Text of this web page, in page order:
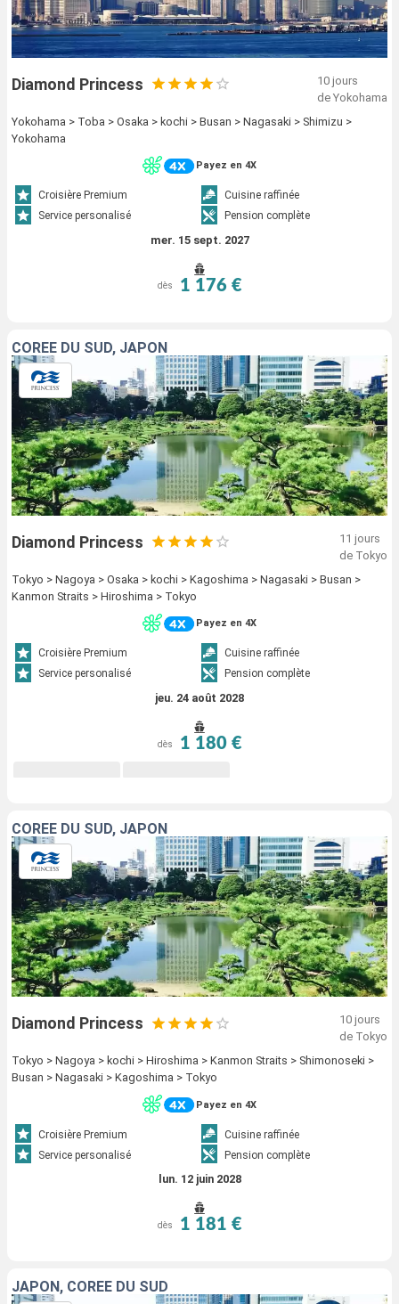
Diamond Princess
10 jours
de Yokohama
Yokohama > Toba > Osaka > kochi > Busan > Nagasaki > Shimizu >
Yokohama
Payez en 4X
Croisière Premium
Cuisine raffinée
Service personalisé
Pension complète
mer. 15 sept. 2027
dès 1 176 €
CORÉE DU SUD, JAPON
Diamond Princess
11 jours
de Tokyo
Tokyo > Nagoya > Osaka > kochi > Kagoshima > Nagasaki > Busan >
Kanmon Straits > Hiroshima > Tokyo
Payez en 4X
Croisière Premium
Cuisine raffinée
Service personalisé
Pension complète
jeu. 24 août 2028
dès 1 180 €
CORÉE DU SUD, JAPON
Diamond Princess
10 jours
de Tokyo
Tokyo > Nagoya > kochi > Hiroshima > Kanmon Straits > Shimonoseki >
Busan > Nagasaki > Kagoshima > Tokyo
Payez en 4X
Croisière Premium
Cuisine raffinée
Service personalisé
Pension complète
lun. 12 juin 2028
dès 1 181 €
JAPON, CORÉE DU SUD